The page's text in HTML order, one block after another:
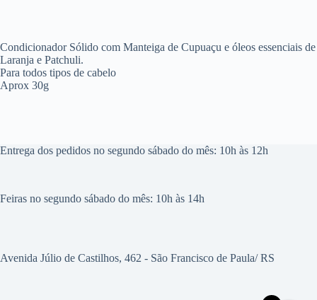
Condicionador Sólido com Manteiga de Cupuaçu e óleos essenciais de
Laranja e Patchuli.
Para todos tipos de cabelo
Aprox 30g
Entrega dos pedidos no segundo sábado do mês: 10h às 12h
Feiras no segundo sábado do mês: 10h às 14h
Avenida Júlio de Castilhos, 462 - São Francisco de Paula/ RS